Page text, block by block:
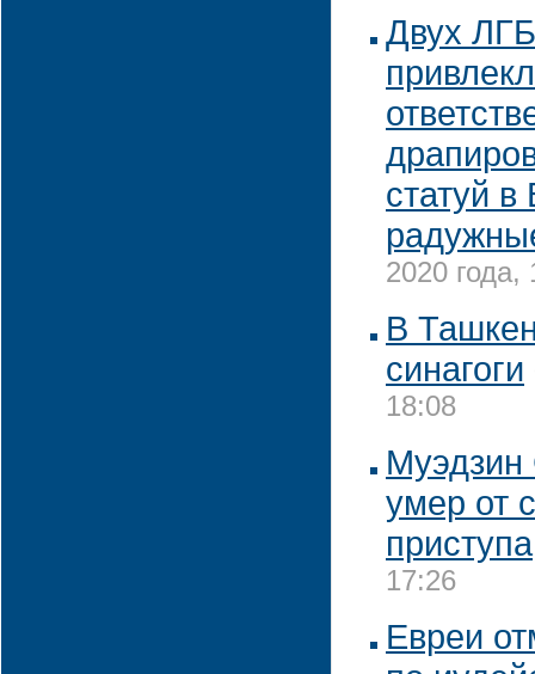
Двух
статуй
2020 года,
В
синагоги
18:08
умер от
приступа
17:26
Евреи